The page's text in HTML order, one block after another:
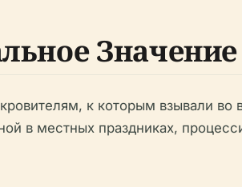
Значение
к которым взывали
в местных праздниках,